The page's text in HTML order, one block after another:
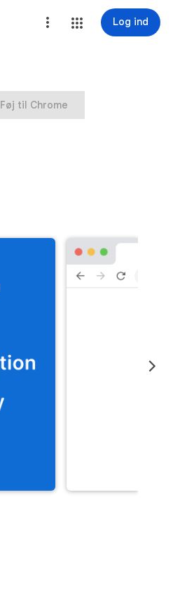
Log ind
Føj til Chrome